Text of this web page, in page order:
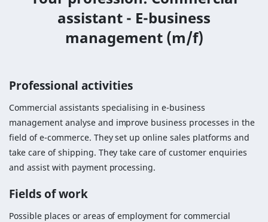
assistant - E-business
management (m/f)
Professional activities
Commercial assistants specialising in e-business
management analyse and improve business processes in the
field of e-commerce. They set up online sales platforms and
take care of shipping. They take care of customer enquiries
and assist with payment processing.
Fields of work
Possible places or areas of employment for commercial